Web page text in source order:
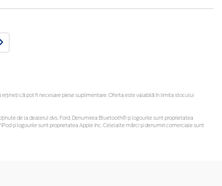
că pot fi necesare piese suplimentare. Oferta este valabilă în limita stocului
de la dealerul dvs. Ford. Denumirea Bluetooth® și logourile sunt proprietatea
și logourile sunt proprietatea Apple Inc. Celelalte mărci și denumiri comerciale sunt